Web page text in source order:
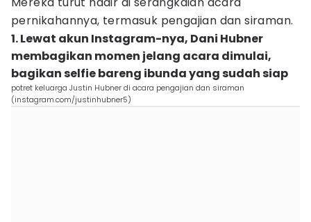
pernikahannya, termasuk pengajian dan siraman.
1. Lewat akun Instagram-nya, Dani Hubner
membagikan momen jelang acara dimulai,
bagikan selfie bareng ibunda yang sudah siap
potret keluarga Justin Hubner di acara pengajian dan siraman
(instagram.com/justinhubner5)